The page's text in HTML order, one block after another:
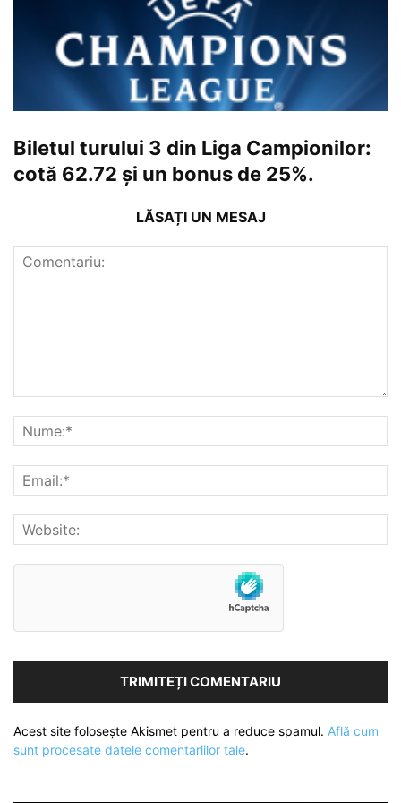
Biletul turului 3 din Liga Campionilor:
cotă 62.72 și un bonus de 25%.
LĂSAȚI UN MESAJ
Acest site folosește Akismet pentru a reduce spamul. Află cum
sunt procesate datele comentariilor tale.